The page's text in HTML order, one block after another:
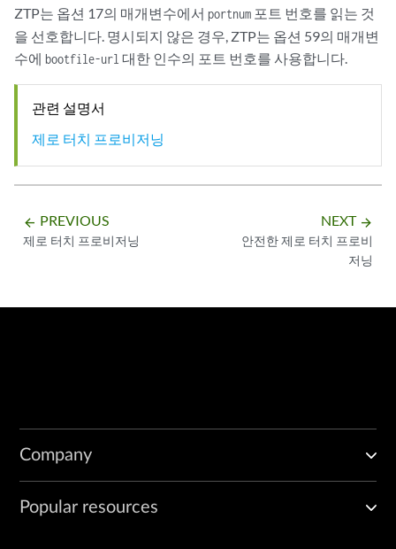
ZTP는 옵션 17의 매개변수에서 portnum 포트 번호를 읽는 것
을 선호합니다. 명시되지 않은 경우, ZTP는 옵션 59의 매개변
수에 bootfile-url 대한 인수의 포트 번호를 사용합니다.
관련 설명서
제로 터치 프로비저닝
arrow_backward PREVIOUS
제로 터치 프로비저닝
NEXT arrow_forward
안전한 제로 터치 프로비
저닝
Company
Popular resources